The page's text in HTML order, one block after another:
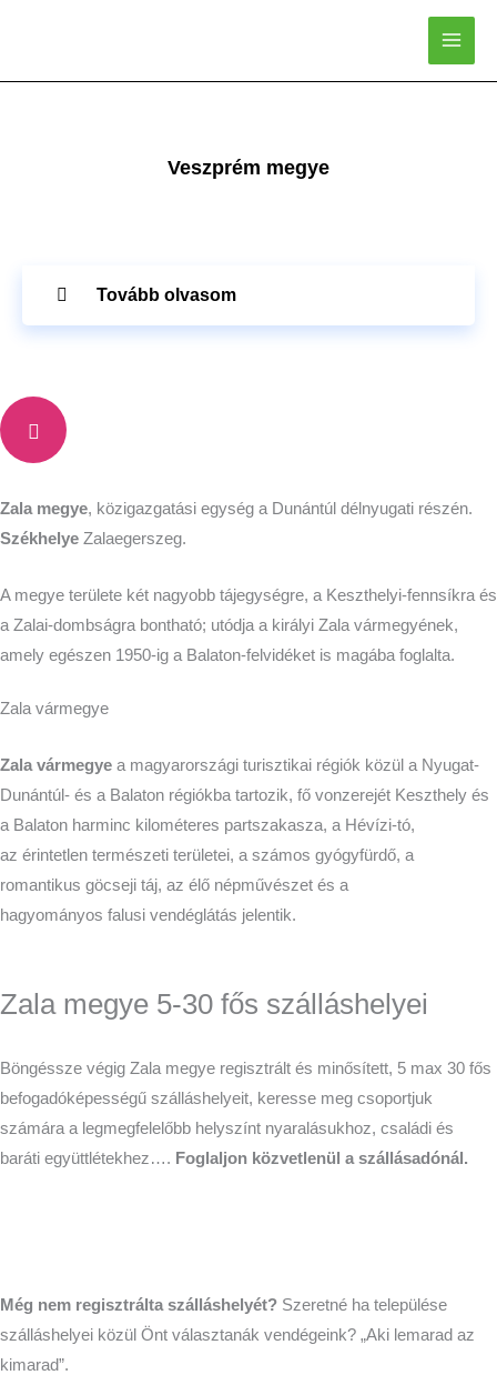
Veszprém megye
Tovább olvasom
Zala megye, közigazgatási egység a Dunántúl délnyugati részén.
Székhelye Zalaegerszeg.
A megye területe két nagyobb tájegységre, a Keszthelyi-fennsíkra és
a Zalai-dombságra bontható; utódja a királyi Zala vármegyének,
amely egészen 1950-ig a Balaton-felvidéket is magába foglalta.
Zala vármegye
Zala vármegye a magyarországi turisztikai régiók közül a Nyugat-
Dunántúl- és a Balaton régiókba tartozik, fő vonzerejét Keszthely és
a Balaton harminc kilométeres partszakasza, a Hévízi-tó,
az érintetlen természeti területei, a számos gyógyfürdő, a
romantikus göcseji táj, az élő népművészet és a
hagyományos falusi vendéglátás jelentik.
Zala megye 5-30 fős szálláshelyei
Böngéssze végig Zala megye regisztrált és minősített, 5 max 30 fős
befogadóképességű szálláshelyeit, keresse meg csoportjuk
számára a legmegfelelőbb helyszínt nyaralásukhoz, családi és
baráti együttlétekhez…. Foglaljon közvetlenül a szállásadónál.
Még nem regisztrálta szálláshelyét? Szeretné ha települése
szálláshelyei közül Önt választanák vendégeink? „Aki lemarad az
kimarad”.